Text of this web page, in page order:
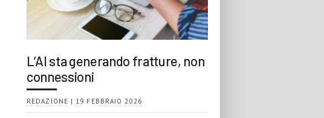
L’AI sta generando fratture, non
connessioni
REDAZIONE | 19 FEBBRAIO 2026